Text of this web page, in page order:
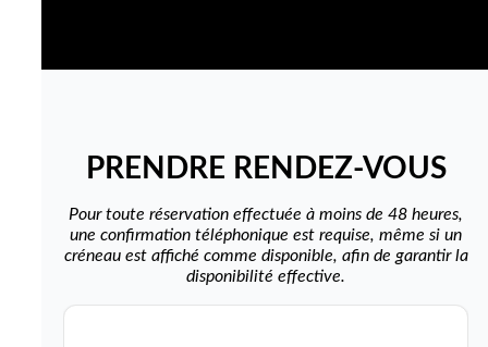
PRENDRE RENDEZ-VOUS
Pour toute réservation effectuée à moins de 48 heures,
une confirmation téléphonique est requise, même si un
créneau est affiché comme disponible, afin de garantir la
disponibilité effective.